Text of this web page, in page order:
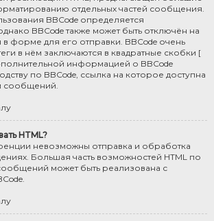
отдельных частей сообщения.
BBCode определяется
BBCode также может быть отключён на
форме для его отправки. BBCode очень
в нём заключаются в квадратные скобки [
информацией о BBCode
по BBCode, ссылка на которое доступна
сообщений.
HTML?
невозможны отправка и обработка
Большая часть возможностей HTML по
может быть реализована с